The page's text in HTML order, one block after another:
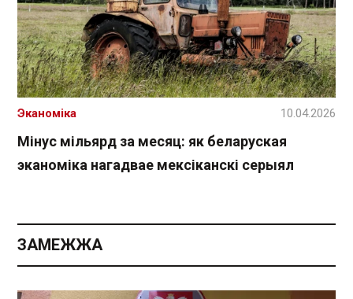
Мінус мільярд за месяц: як беларуская
эканоміка нагадвае мексіканскі серыял
Эканоміка 10.04.2026
ЗАМЕЖЖА